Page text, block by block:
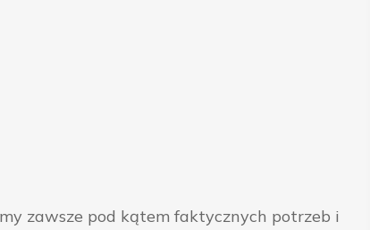
zawsze pod kątem faktycznych potrzeb i